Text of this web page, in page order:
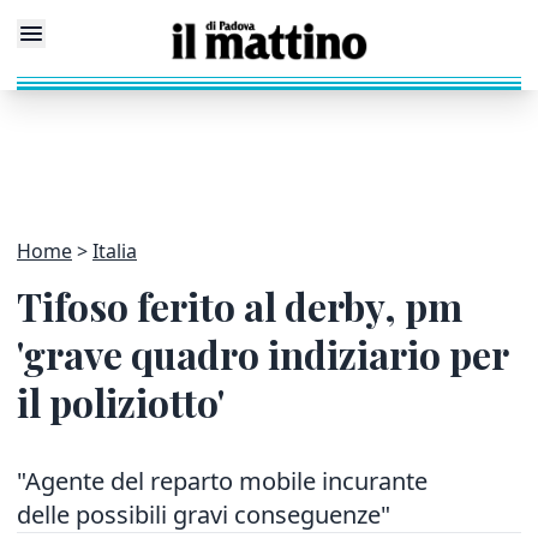
Home Italia
Tifoso ferito al derby, pm
'grave quadro indiziario per
il poliziotto'
"Agente del reparto mobile incurante
delle possibili gravi conseguenze"